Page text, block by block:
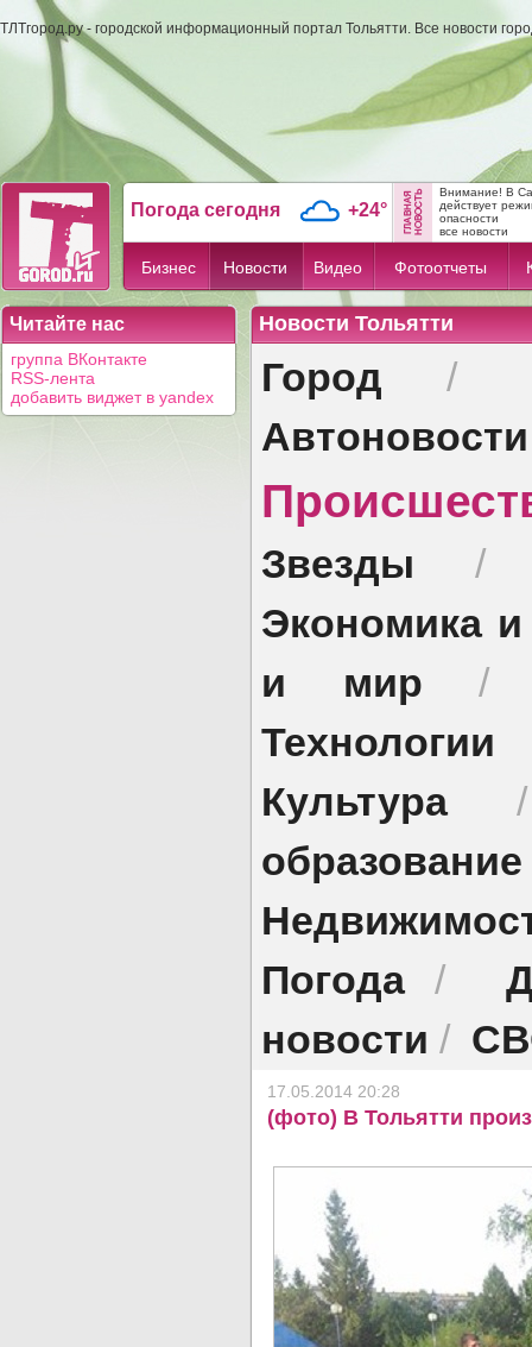
ТЛТгород.ру - городской информационный портал Тольятти. Все новости
Погода сегодня +24°
Внимание! В
действует
опасности
все новости
Бизнес Новости Видео Фотоотчеты
Читайте нас
группа ВКонтакте
RSS-лента
добавить виджет в yandex
Новости Тольятти
Город /
Автоновости
Звезды
Экономика
и мир
Технологии
Культура
образование
Погода/
новости /
17.05.2014 20:28
(фото) В Тольятти